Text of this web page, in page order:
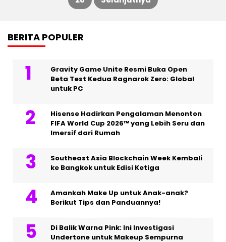
BERITA POPULER
Gravity Game Unite Resmi Buka Open
Beta Test Kedua Ragnarok Zero: Global
untuk PC
Hisense Hadirkan Pengalaman Menonton
FIFA World Cup 2026™ yang Lebih Seru dan
Imersif dari Rumah
Southeast Asia Blockchain Week Kembali
ke Bangkok untuk Edisi Ketiga
Amankah Make Up untuk Anak-anak?
Berikut Tips dan Panduannya!
Di Balik Warna Pink: Ini Investigasi
Undertone untuk Makeup Sempurna